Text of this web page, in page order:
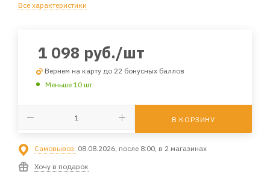
Все характеристики
1 098 руб./шт
Вернем на карту до 22 бонусных баллов
Меньше 10 шт
В КОРЗИНУ
Самовывоз: 08.08.2026, после 8:00, в 2 магазинах
Хочу в подарок